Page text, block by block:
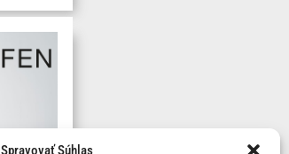
Spravovať Súhlas